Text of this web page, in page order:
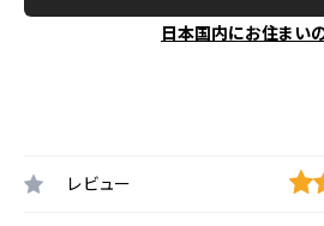
日本国内にお住まい
レビュー